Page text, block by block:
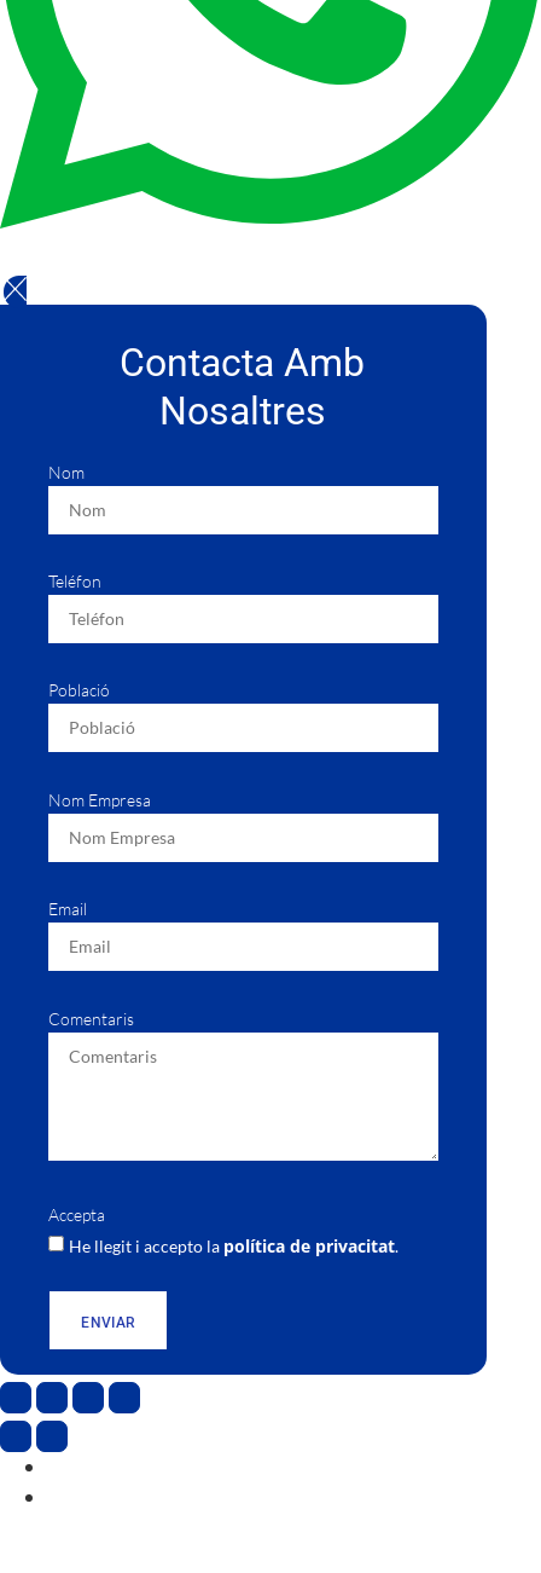
Contacta Amb
Nosaltres
Nom
Teléfon
Població
Nom Empresa
Email
Comentaris
Accepta
He llegit i accepto la política de privacitat.
ENVIAR